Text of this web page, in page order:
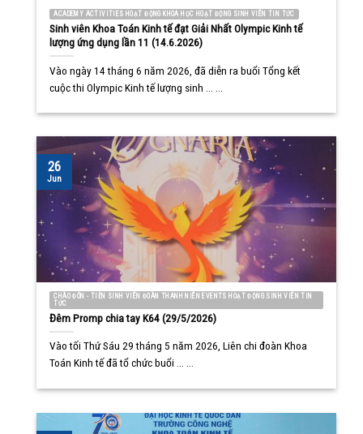
ACADEMY ACTIVITIES HOẠT ĐỘNG KHOA HỌC HOẠT ĐỘNG SINH VIÊN TIN TỨC
Sinh viên Khoa Toán Kinh tế đạt Giải Nhất Olympic Kinh tế
lượng ứng dụng lần 11 (14.6.2026)
Vào ngày 14 tháng 6 năm 2026, đã diễn ra buổi Tổng kết
cuộc thi Olympic Kinh tế lượng sinh ... ...
CHÀO ĐÓN - TIỄN SINH VIÊN ĐOÀN THANH NIÊN EVENTS HOẠT ĐỘNG SINH VIÊN TIN
TỨC
Đêm Promp chia tay K64 (29/5/2026)
Vào tối Thứ Sáu 29 tháng 5 năm 2026, Liên chi đoàn Khoa
Toán Kinh tế đã tổ chức buổi ... ...
26
Jun